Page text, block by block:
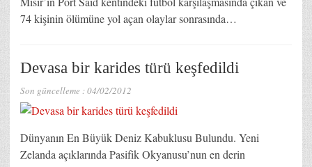
74 kişinin ölümüne yol açan olaylar sonrasında…
Devasa bir karides türü keşfedildi
Son güncelleme :04/02/2012
Dünyanın En Büyük Deniz Kabuklusu Bulundu. Yeni
Zelanda açıklarında Pasifik Okyanusu’nun en derin